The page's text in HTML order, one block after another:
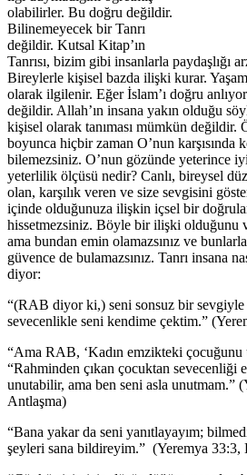
olabilirler. Bu doğru değildir.
Bilinemeyecek bir Tanrı
değildir. Kutsal Kitap’ın
Tanrısı, bizim gibi insanlarla paydaşlığı
Bireylerle kişisel bazda ilişki kurar.
olarak ilgilenir. Eğer İslam’ı doğru
değildir. Allah’ın insana yakın olduğu
kişisel olarak tanıması mümkün değildir.
boyunca hiçbir zaman O’nun karşısında
bilemezsiniz. O’nun gözünde yeterince
yeterlilik ölçüsü nedir? Canlı, bireysel
olan, karşılık veren ve size sevgisini
içinde olduğunuza ilişkin içsel bir
hissetmezsiniz. Böyle bir ilişki olduğunu
ama bundan emin olamazsınız ve
güvence de bulamazsınız. Tanrı insana
diyor:
“(RAB diyor ki,) seni sonsuz bir
sevecenlikle seni kendime çektim.”
“Ama RAB, ‘Kadın emzikteki
“Rahminden çıkan çocuktan sevecenliği
unutabilir, ama ben seni asla unutmam.”
Antlaşma)
“Bana yakar da seni yanıtlayayım;
şeyleri sana bildireyim.” (Yeremya 33:3,